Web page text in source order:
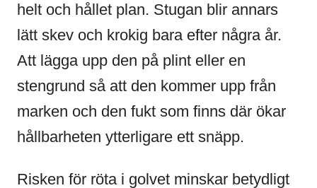
helt och hållet plan. Stugan blir annars
lätt skev och krokig bara efter några år.
Att lägga upp den på plint eller en
stengrund så att den kommer upp från
marken och den fukt som finns där ökar
hållbarheten ytterligare ett snäpp.
Risken för röta i golvet minskar betydligt